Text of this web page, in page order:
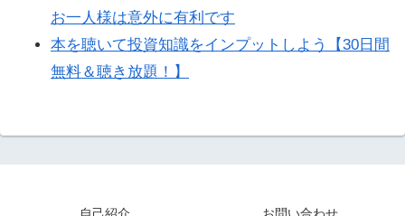
お一人様は意外に有利です
本を聴いて投資知識をインプットしよう【30日間
無料＆聴き放題！】